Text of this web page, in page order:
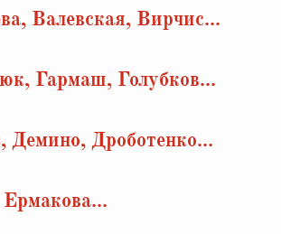
Валевская, Вирчис...
Гармаш, Голубков...
Демино, Дроботенко...